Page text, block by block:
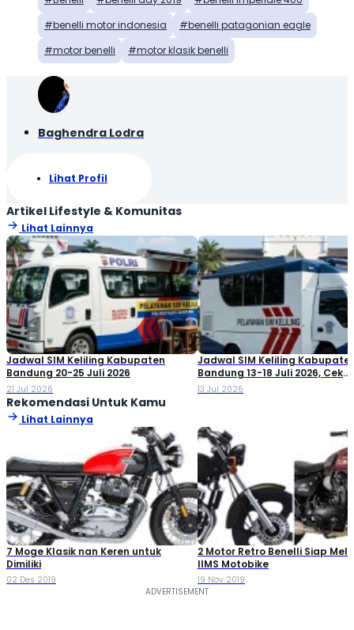
benelli motor indonesia
benelli patagonian eagle
motor benelli
motor klasik benelli
Baghendra Lodra
Lihat Profil
Artikel Lifestyle & Komunitas
Lihat Lainnya
Jadwal SIM Keliling Kabupaten
Bandung 20-25 Juli 2026
21 Jul 2026
Jadwal SIM Keliling
Bandung 13-18 Juli 2026, Cek
Lokasinya!
13 Jul 2026
Rekomendasi Untuk Kamu
Lihat Lainnya
7 Moge Klasik nan Keren untuk
Dimiliki
02 Des 2019
2 Motor Retro Benelli Siap
IIMS Motobike
19 Nov 2019